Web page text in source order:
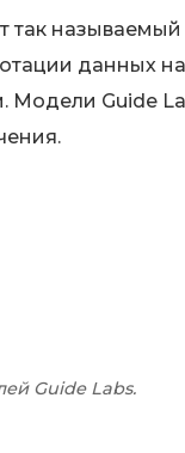
так
данных
Guide
Guide Labs.